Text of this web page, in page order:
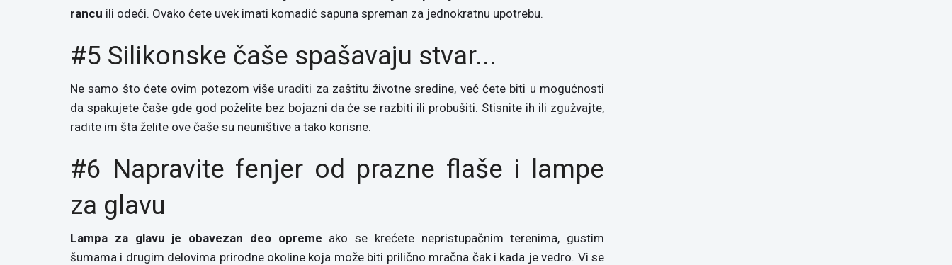
rancu ili odeći. Ovako ćete uvek imati komadić sapuna spreman za jednokratnu upotrebu.
#5 Silikonske čaše spašavaju stvar...
Ne samo što ćete ovim potezom više uraditi za zaštitu životne sredine, već ćete biti u mogućnosti
da spakujete čaše gde god poželite bez bojazni da će se razbiti ili probušiti. Stisnite ih ili zgužvajte,
radite im šta želite ove čaše su neuništive a tako korisne.
#6 Napravite fenjer od prazne flaše i lampe
za glavu
Lampa za glavu je obavezan deo opreme ako se krećete nepristupačnim terenima, gustim
šumama i drugim delovima prirodne okoline koja može biti prilično mračna čak i kada je vedro. Vi se